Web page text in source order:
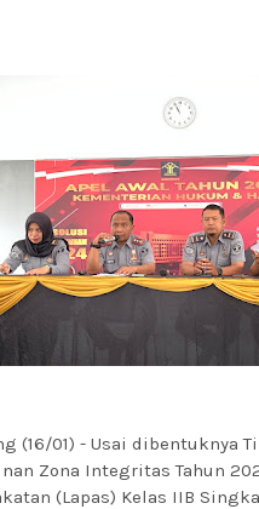
(16/01) - Usai dibentuknya
Zona Integritas Tahun
(Lapas) Kelas IIB